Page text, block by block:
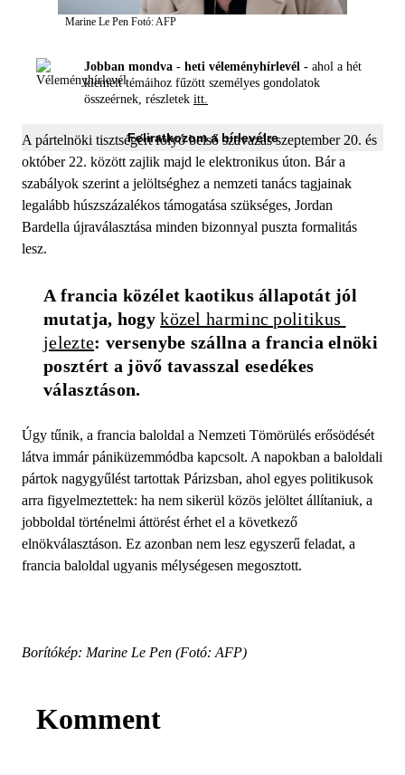
Marine Le Pen Fotó: AFP
Jobban mondva - heti véleményhírlevél - ahol a hét
kiemelt témáihoz fűzött személyes gondolatok
összeérnek, részletek itt.
Feliratkozom a hírlevélre
A pártelnöki tisztségért folyó belső szavazás szeptember 20. és
október 22. között zajlik majd le elektronikus úton. Bár a
szabályok szerint a jelöltséghez a nemzeti tanács tagjainak
legalább húszszázalékos támogatása szükséges, Jordan
Bardella újraválasztása minden bizonnyal puszta formalitás
lesz.
A francia közélet kaotikus állapotát jól
mutatja, hogy közel harminc politikus
jelezte: versenybe szállna a francia elnöki
posztért a jövő tavasszal esedékes
választáson.
Úgy tűnik, a francia baloldal a Nemzeti Tömörülés erősödését
látva immár pániküzemmódba kapcsolt. A napokban a baloldali
pártok nagygyűlést tartottak Párizsban, ahol egyes politikusok
arra figyelmeztettek: ha nem sikerül közös jelöltet állítaniuk, a
jobboldal történelmi áttörést érhet el a következő
elnökválasztáson. Ez azonban nem lesz egyszerű feladat, a
francia baloldal ugyanis mélységesen megosztott.
Borítókép: Marine Le Pen (Fotó: AFP)
Komment